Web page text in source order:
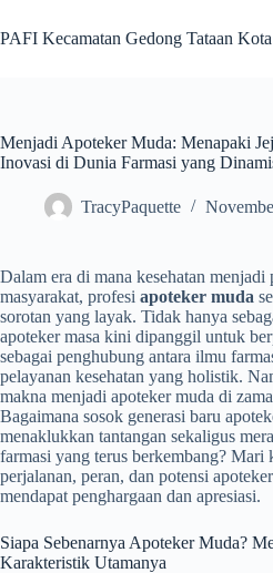
to
content
PAFI Kecamatan Gedong Tataan Kota
Menjadi Apoteker Muda: Menapaki
Inovasi di Dunia Farmasi yang
TracyPaquette
Dalam era di mana kesehatan menjadi
masyarakat, profesi apoteker muda
sorotan yang layak. Tidak hanya
apoteker masa kini dipanggil untuk
sebagai penghubung antara ilmu
pelayanan kesehatan yang holistik.
makna menjadi apoteker muda di
Bagaimana sosok generasi baru
menaklukkan tantangan sekaligus
farmasi yang terus berkembang? Mari
perjalanan, peran, dan potensi
mendapat penghargaan dan apresiasi.
Siapa Sebenarnya Apoteker Muda?
Karakteristik Utamanya